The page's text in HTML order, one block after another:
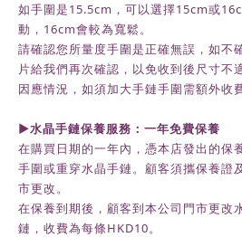
如手圍是15.5cm，可以選擇15cm或
動，16cm會較為寬鬆。
請確認您所量度手圍是正確無誤，如不
片給我們再次確認，以免收到後尺寸不
因應情況，如須加大手鏈手圍需額外收費
►水晶手鏈保養服務：一年免費保養
在購買日期的一年內， 憑本店發出的保
手圍或重穿水晶手鏈。顧客須攜保養證
市更改。
在保養到期後， 顧客到本公司門市更改
鏈，收費為每條HKD10。